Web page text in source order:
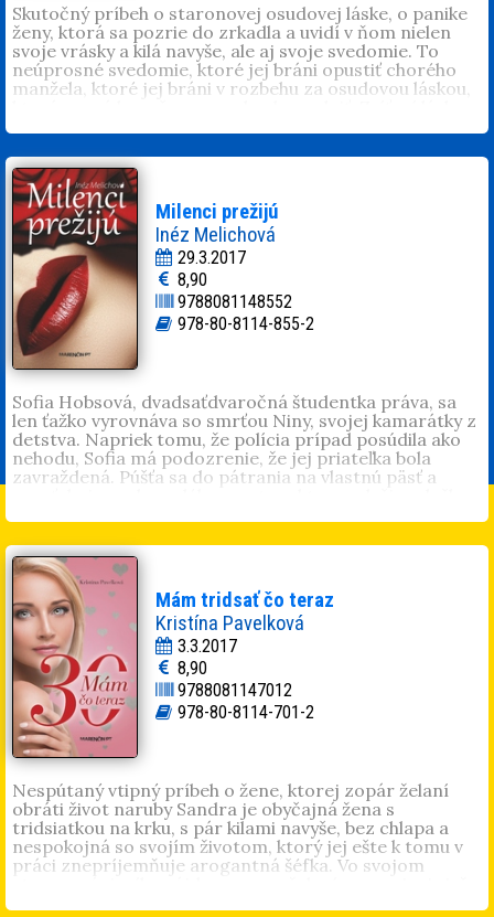
Skutočný príbeh o staronovej osudovej láske, o panike
ženy, ktorá sa pozrie do zrkadla a uvidí v ňom nielen
svoje vrásky a kilá navyše, ale aj svoje svedomie. To
neúprosné svedomie, ktoré jej bráni opustiť chorého
manžela, ktoré jej bráni v rozbehu za osudovou láskou,
Mariana Daxje autorkou dvanástich románov.
Spočiatku písala pod iným menom, avšak kvôli útokom
hackera a ochrane súkromia, ktoré je pre ňu prvoradé,
sa rozhodla pre anonymitu. Pod pseudonymom
Mariana Dax(ner) doteraz vyšli knihy:
gýče,Luxus v duši ,Ten pravý a predsa cudzí
odtiene ženy.
Milenci prežijú
Inéz Melichová
29.3.2017
8,90
9788081148552
978-80-8114-855-2
Sofia Hobsová, dvadsaťdvaročná študentka práva, sa
len ťažko vyrovnáva so smrťou Niny, svojej kamarátky z
detstva. Napriek tomu, že polícia prípad posúdila ako
nehodu, Sofia má podozrenie, že jej priateľka bola
zavraždená. Púšťa sa do pátrania na vlastnú päsť a
krutej pomsty.
Inéz Melichová
Absolvovala doktorandské štúdium systematickej
filozofie na Univerzite Mateja Bela v Banskej Bystrici.
Venuje sa prekladom odborných textov. S manželom a
dcérou žije neďaleko rodného mesta. V roku 2016
debutovala románomLabyrint túžby
zbierky poviedokV zajatí vášne.
Mám tridsať čo teraz
Kristína Pavelková
3.3.2017
8,90
9788081147012
978-80-8114-701-2
Nespútaný vtipný príbeh o žene, ktorej zopár želaní
obráti život naruby Sandra je obyčajná žena s
tridsiatkou na krku, s pár kilami navyše, bez chlapa a
nespokojná so svojím životom, ktorý jej ešte k tomu v
práci znepríjemňuje arogantná šéfka. Vo svojom